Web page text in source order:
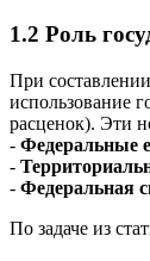
1.2 Роль
При
использование
расценок). Эти
- Федеральные
-
- Федеральная
По задаче из